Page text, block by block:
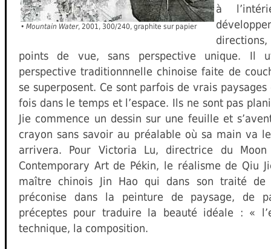
• Mountain Water, 2001, 300/240, graphite sur papier
à
points de vue, sans perspective unique. Il
perspective traditionnnelle chinoise faite de
se superposent. Ce sont parfois de vrais
fois dans le temps et l’espace. Ils ne sont pas
Jie commence un dessin sur une feuille et
crayon sans savoir au préalable où sa main va
arrivera. Pour Victoria Lu, directrice du
Contemporary Art de Pékin, le réalisme de Qiu
maître chinois Jin Hao qui dans son traité
préconise dans la peinture de paysage, de
préceptes pour traduire la beauté idéale : «
technique, la composition.